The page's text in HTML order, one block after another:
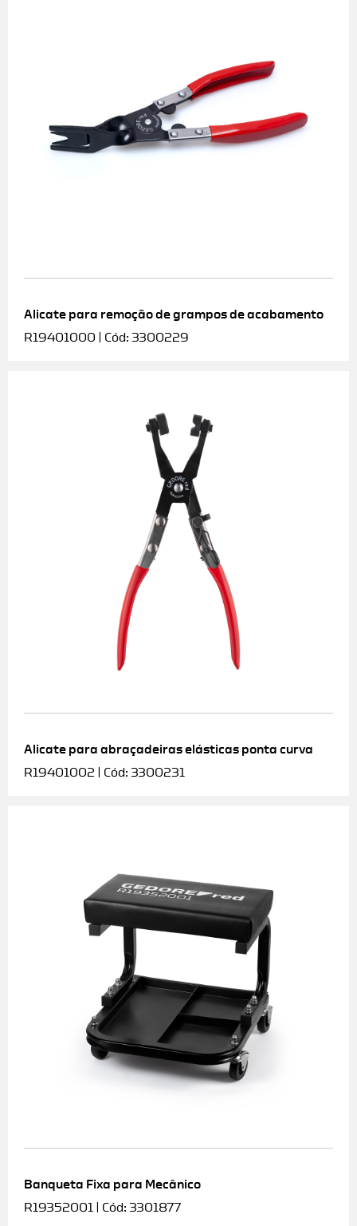
Alicate para remoção de grampos de acabamento
R19401000 | Cód: 3300229
Alicate para abraçadeiras elásticas ponta curva
R19401002 | Cód: 3300231
Banqueta Fixa para Mecânico
R19352001 | Cód: 3301877